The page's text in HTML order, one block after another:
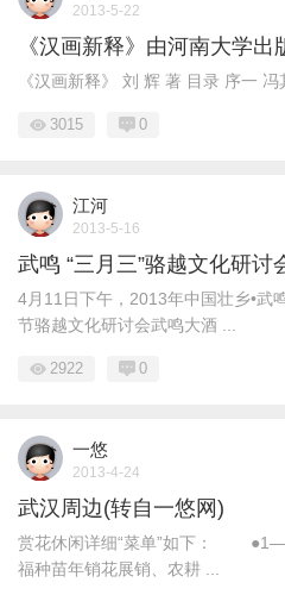
2013-5-22
《汉画新释》由河南大学出
《汉画新释》 刘 辉 著 目录 序一
3015 0
江河
2013-5-16
武鸣 “三月三”骆越文化研讨
4月11日下午，2013年中国壮乡•武
节骆越文化研讨会武鸣大酒 ...
2922 0
一悠
2013-4-24
武汉周边(转自一悠网)
赏花休闲详细“菜单”如下：
福种苗年销花展销、农耕 ...